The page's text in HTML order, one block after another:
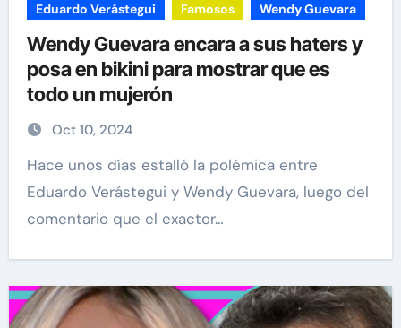
Eduardo Verástegui Famosos Wendy Guevara
Wendy Guevara encara a sus haters y
posa en bikini para mostrar que es
todo un mujerón
Oct 10, 2024
Hace unos días estalló la polémica entre
Eduardo Verástegui y Wendy Guevara, luego del
comentario que el exactor…